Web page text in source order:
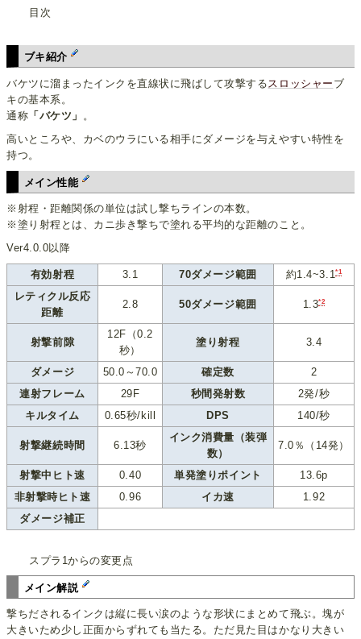
目次
ブキ紹介
バケツに溜まったインクを直線状に飛ばして攻撃する スロッシャー ブ
キの基本系。
通称 「バケツ」
。
高いところや、カベのウラにいる相手にダメージを与えやすい特性を
持つ。
メイン性能
※射程・距離関係の単位は試し撃ちラインの本数。
※塗り射程とは、カニ歩き撃ちで塗れる平均的な距離のこと。
Ver4.0.0以降
有効射程 3.1 70ダメージ範囲 約1.4~3.1*1
レティクル反応
距離
2.8 50ダメージ範囲 1.3*2
射撃前隙
12F（0.2
秒）
塗り射程 3.4
ダメージ 50.0～70.0 確定数
2
連射フレーム
29F 秒間発射数
2発/秒
キルタイム
0.65秒/kill DPS 140/秒
射撃継続時間 6.13秒
インク消費量（装弾
数）
7.0％（14発）
射撃中ヒト速 0.40 単発塗りポイント
13.6p
非射撃時ヒト速
0.96 イカ速
1.92
ダメージ補正
スプラ1からの変更点
メイン解説
撃ちだされるインクは縦に長い涙のような形状にまとめて飛ぶ。塊が
大きいため少し正面からずれても当たる。ただ見た目はかなり大きい